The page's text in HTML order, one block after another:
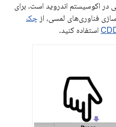
در اکوسیستم اندروید است. برای
فناوری‌های لمسی، از چک
استفاده کنید.